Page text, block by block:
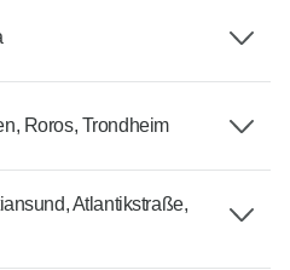
Roros, Trondheim
Atlantikstraße,